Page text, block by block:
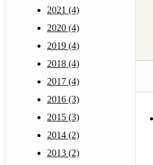
2021 (4)
2020 (4)
2019 (4)
2018 (4)
2017 (4)
2016 (3)
2015 (3)
2014 (2)
2013 (2)